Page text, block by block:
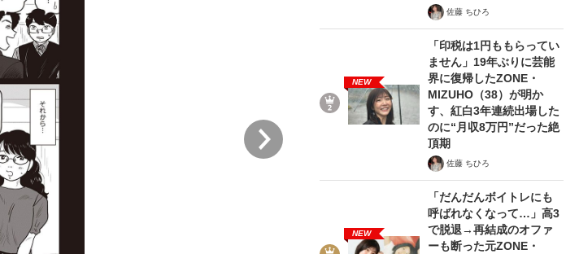
もっと見る
もっと見る
佐藤 ちひろ
NEW
「印税は1円ももらってい
ません」19年ぶりに芸能
界に復帰したZONE・
MIZUHO（38）が明か
す、紅白3年連続出場した
のに“月収8万円”だった絶
頂期
佐藤 ちひろ
NEW
「だんだんボイトレにも
呼ばれなくなって…」高3
で脱退→再結成のオファ
ーも断った元ZONE・